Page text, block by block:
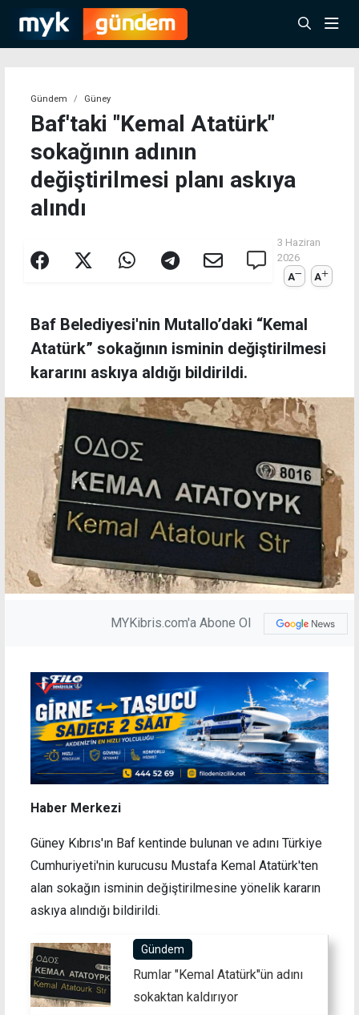
Gündem Güney
Baf'taki "Kemal Atatürk"
sokağının adının
değiştirilmesi planı askıya
alındı
3 Haziran
2026
A
A
Baf Belediyesi'nin Mutallo’daki “Kemal
Atatürk” sokağının isminin değiştirilmesi
kararını askıya aldığı bildirildi.
MYKibris.com'a Abone Ol
Haber Merkezi
Güney Kıbrıs'ın Baf kentinde bulunan ve adını Türkiye
Cumhuriyeti'nin kurucusu Mustafa Kemal Atatürk'ten
alan sokağın isminin değiştirilmesine yönelik kararın
askıya alındığı bildirildi.
Gündem
Rumlar "Kemal Atatürk"ün adını
sokaktan kaldırıyor